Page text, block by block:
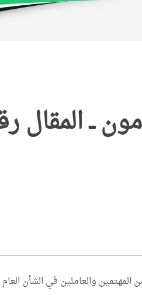
ــ المقال رقم
والعاملين في الشأن